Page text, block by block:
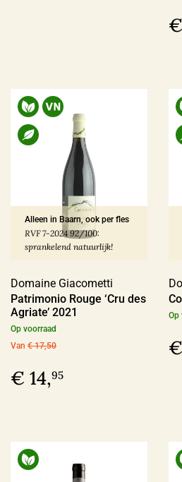
Soort Teelt
Biologisch
Biologisch-Dynamisch
In omschakeling
Duurzaam(12)
Geschikt voor veganisten
Ja(187)
Nee(3)
Last Vinute
Ook per fles
Alleen in Baarn, ook per fles
RVF 7-2024 92/100:
sprankelend natuurlijk!
Domaine Giacometti
Patrimonio Rouge ‘Cru des
Agriate’ 2021
Op voorraad
Van € 17,50
€ 14,95
Op